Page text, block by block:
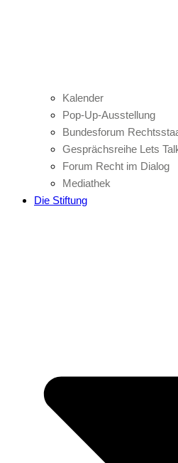
Kalender
Pop-Up-Ausstellung
Bundesforum
Gesprächsreihe Lets
Forum Recht im Dialog
Mediathek
Die Stiftung